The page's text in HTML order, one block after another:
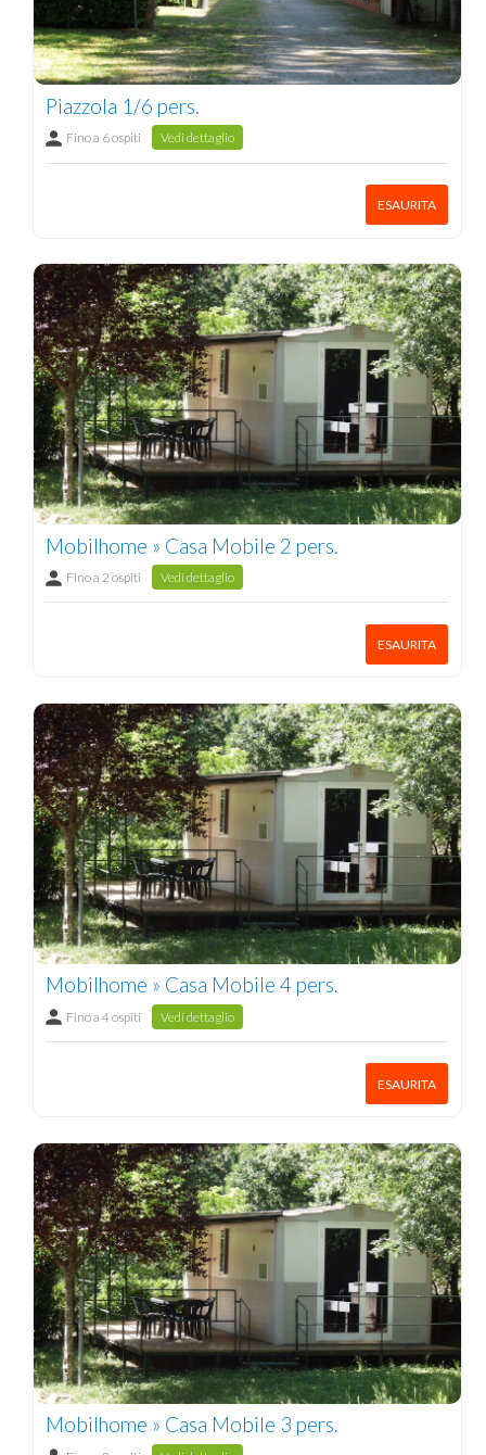
Piazzola 1/6 pers.
Fino a 6 ospiti Vedi dettaglio
ESAURITA
Mobilhome » Casa Mobile 2 pers.
Fino a 2 ospiti Vedi dettaglio
ESAURITA
Mobilhome » Casa Mobile 4 pers.
Fino a 4 ospiti Vedi dettaglio
ESAURITA
Mobilhome » Casa Mobile 3 pers.